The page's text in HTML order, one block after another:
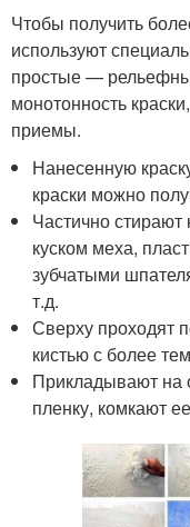
Чтобы получить
используют
простые —
монотонность
приемы.
Нанесенную
краски можно
Частично стирают
куском меха,
зубчатыми
т.д.
Сверху проходят
кистью с более
Прикладывают на
пленку, комкают